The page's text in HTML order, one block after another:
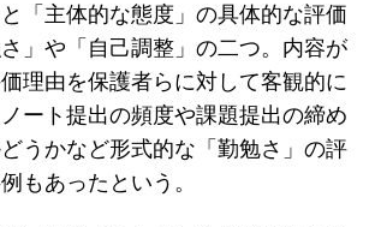
「主体的な態度」の具体的な評価
」や「自己調整」の二つ。内容が
理由を保護者らに対して客観的に
ート提出の頻度や課題提出の締め
うかなど形式的な「勤勉さ」の評
もあったという。